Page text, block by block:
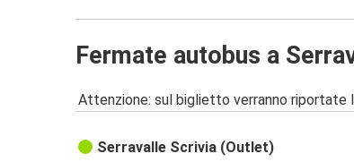
Fermate autobus a
Attenzione: sul biglietto verranno riportate
Serravalle Scrivia (Outlet)